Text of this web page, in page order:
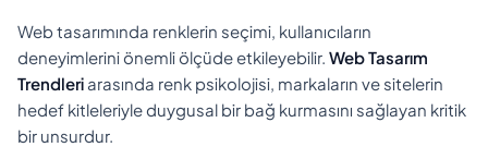
Web tasarımında renklerin seçimi, kullanıcıların
deneyimlerini önemli ölçüde etkileyebilir. Web Tasarım
Trendleri arasında renk psikolojisi, markaların ve sitelerin
hedef kitleleriyle duygusal bir bağ kurmasını sağlayan kritik
bir unsurdur.